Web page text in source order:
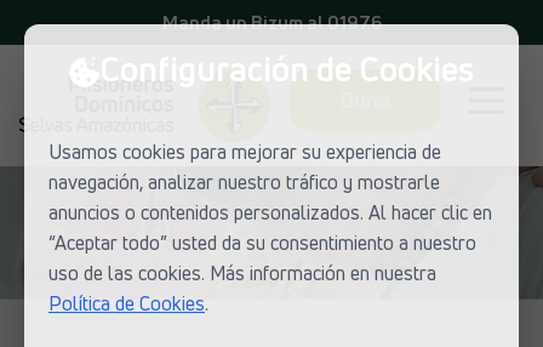
Configuración de Cookies
Usamos cookies para mejorar su experiencia de
navegación, analizar nuestro tráfico y mostrarle
anuncios o contenidos personalizados. Al hacer clic en
“Aceptar todo” usted da su consentimiento a nuestro
uso de las cookies. Más información en nuestra
Política de Cookies.
Manda un Bizum al 01976